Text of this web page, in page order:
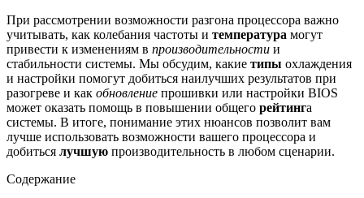
При рассмотрении возможности разгона процессора важно
учитывать, как колебания частоты и температура могут
привести к изменениям в производительности и
стабильности системы. Мы обсудим, какие типы охлаждения
и настройки помогут добиться наилучших результатов при
разогреве и как обновление прошивки или настройки BIOS
может оказать помощь в повышении общего рейтинга
системы. В итоге, понимание этих нюансов позволит вам
лучше использовать возможности вашего процессора и
добиться лучшую производительность в любом сценарии.
Содержание